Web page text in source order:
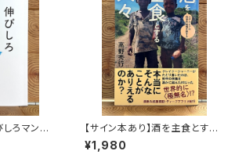
しろマンが
【サイン本あり】酒を主食とする
人々 エチオピアの科学的秘境
を旅する
¥1,980